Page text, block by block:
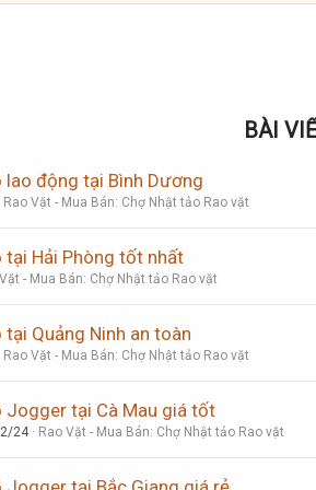
Times New Roman
BÀI
lao động tại Bình Dương
Rao Vặt - Mua Bán: Chợ Nhật tảo Rao vặt
tại Hải Phòng tốt nhất
- Mua Bán: Chợ Nhật tảo Rao vặt
Quảng Ninh an toàn
Rao Vặt - Mua Bán: Chợ Nhật tảo Rao vặt
Jogger tại Cà Mau giá tốt
24 Rao Vặt - Mua Bán: Chợ Nhật tảo Rao vặt